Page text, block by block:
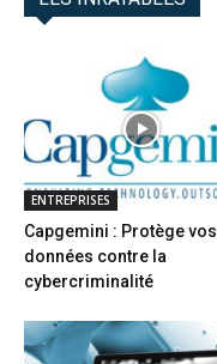
ENTREPRISES
Capgemini : Protège vos
données contre la
cybercriminalité